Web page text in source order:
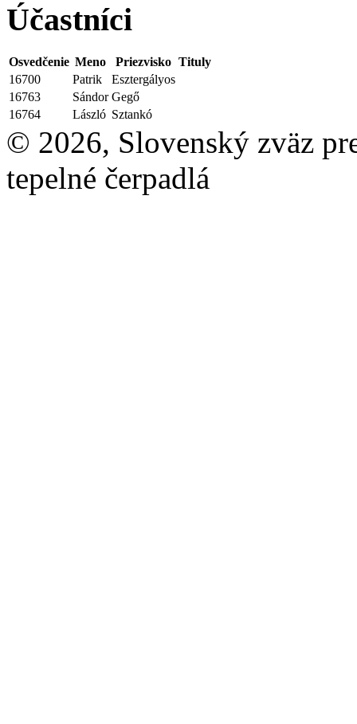
Účastníci
Osvedčenie Meno Priezvisko Tituly
16700
Patrik
Esztergályos
16763
Sándor Gegő
16764
László Sztankó
© 2026, Slovenský zväz
tepelné čerpadlá